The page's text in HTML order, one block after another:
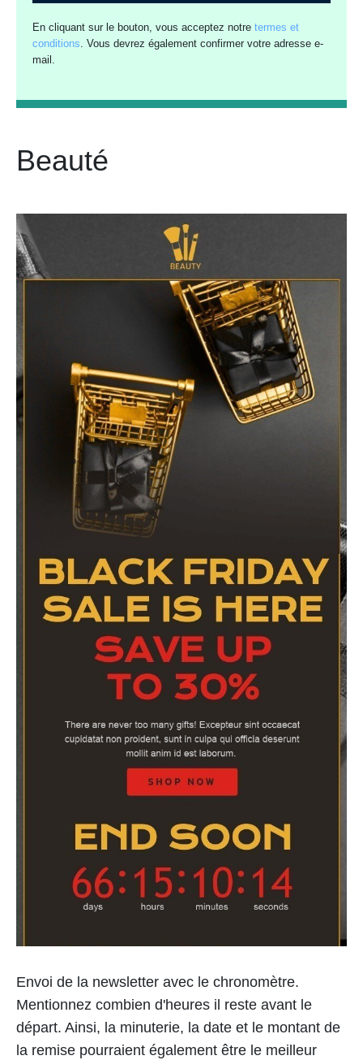
En cliquant sur le bouton, vous acceptez notretermes et
conditions . Vous devrez également confirmer votre adresse e-
mail.
Beauté
Envoi de la newsletter avec le chronomètre.
Mentionnez combien d'heures il reste avant le
départ. Ainsi, la minuterie, la date et le montant de
la remise pourraient également être le meilleur